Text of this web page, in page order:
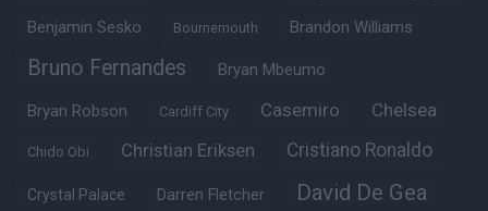
Benjamin Sesko Bournemouth Brandon Williams
Bruno Fernandes Bryan Mbeumo
Bryan Robson Cardiff City Casemiro Chelsea
Chido Obi Christian Eriksen Cristiano Ronaldo
Crystal Palace Darren Fletcher David De Gea